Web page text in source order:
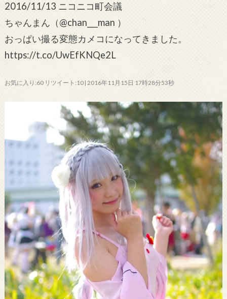
2016/11/13 ニコニコ町会議
ちゃんまん（@chan___man ）
おっぱい撮る変態カメコになってきました。
https://t.co/UwEfKNQe2L
お気に入り:60 リツイート:10 | 2016年11月15日 17時28分53秒